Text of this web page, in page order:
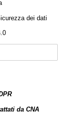
dei dati
da CNA